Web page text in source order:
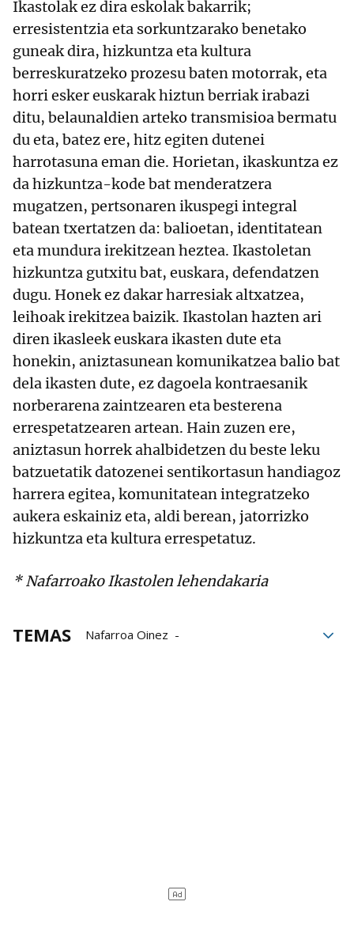
Ikastolak ez dira eskolak bakarrik;
erresistentzia eta sorkuntzarako benetako
guneak dira, hizkuntza eta kultura
berreskuratzeko prozesu baten motorrak, eta
horri esker euskarak hiztun berriak irabazi
ditu, belaunaldien arteko transmisioa bermatu
du eta, batez ere, hitz egiten dutenei
harrotasuna eman die. Horietan, ikaskuntza ez
da hizkuntza-kode bat menderatzera
mugatzen, pertsonaren ikuspegi integral
batean txertatzen da: balioetan, identitatean
eta mundura irekitzean heztea. Ikastoletan
hizkuntza gutxitu bat, euskara, defendatzen
dugu. Honek ez dakar harresiak altxatzea,
leihoak irekitzea baizik. Ikastolan hazten ari
diren ikasleek euskara ikasten dute eta
honekin, aniztasunean komunikatzea balio bat
dela ikasten dute, ez dagoela kontraesanik
norberarena zaintzearen eta besterena
errespetatzearen artean. Hain zuzen ere,
aniztasun horrek ahalbidetzen du beste leku
batzuetatik datozenei sentikortasun handiagoz
harrera egitea, komunitatean integratzeko
aukera eskainiz eta, aldi berean, jatorrizko
hizkuntza eta kultura errespetatuz.
* Nafarroako Ikastolen lehendakaria
TEMAS
Nafarroa Oinez